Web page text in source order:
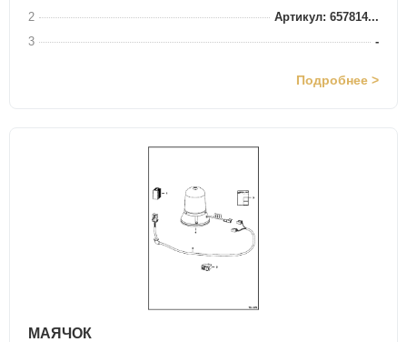
2
Артикул: 657814...
3
-
Подробнее >
МАЯЧОК